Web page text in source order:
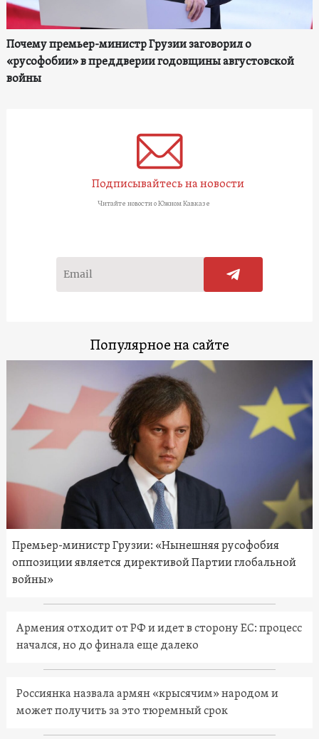
Почему премьер-министр Грузии заговорил о
«русофобии» в преддверии годовщины августовской
войны
Подписывайтесь на новости
Читайте новости о Южном Кавказе
Популярное на сайте
Премьер-министр Грузии: «Нынешняя русофобия
оппозиции является директивой Партии глобальной
войны»
Армения отходит от РФ и идет в сторону ЕС: процесс
начался, но до финала еще далеко
Россиянка назвала армян «крысячим» народом и
может получить за это тюремный срок